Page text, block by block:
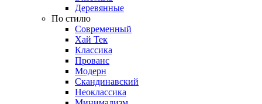
Деревянные
По стилю
Современный
Хай Тек
Классика
Прованс
Модерн
Скандинавский
Неоклассика